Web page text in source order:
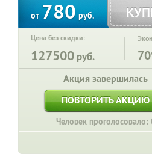
от780руб.
Цена без скидки:
127500 руб.
Акция завершилась
ПОВТОРИТЬ АКЦИЮ
Человек проголосовало: